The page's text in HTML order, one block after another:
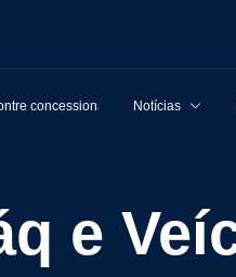
concessionárias Notícias